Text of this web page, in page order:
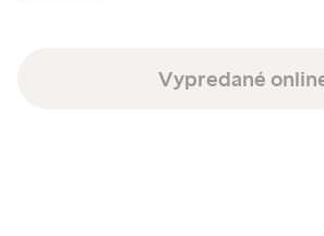
Vypredané